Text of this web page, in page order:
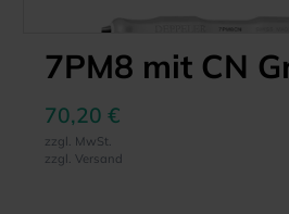
7PM8 mit CN
70,20 €
zzgl. MwSt.
zzgl. Versand